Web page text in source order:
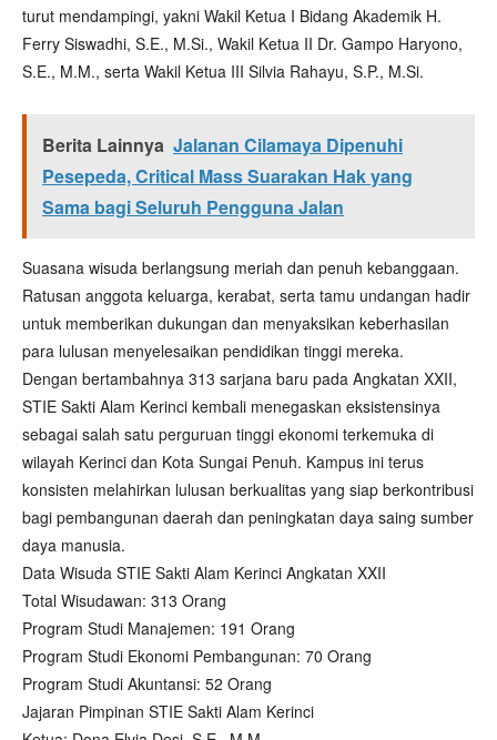
turut mendampingi, yakni Wakil Ketua I Bidang Akademik H.
Ferry Siswadhi, S.E., M.Si., Wakil Ketua II Dr. Gampo Haryono,
S.E., M.M., serta Wakil Ketua III Silvia Rahayu, S.P., M.Si.
Berita Lainnya Jalanan Cilamaya Dipenuhi
Pesepeda, Critical Mass Suarakan Hak yang
Sama bagi Seluruh Pengguna Jalan
Suasana wisuda berlangsung meriah dan penuh kebanggaan.
Ratusan anggota keluarga, kerabat, serta tamu undangan hadir
untuk memberikan dukungan dan menyaksikan keberhasilan
para lulusan menyelesaikan pendidikan tinggi mereka.
Dengan bertambahnya 313 sarjana baru pada Angkatan XXII,
STIE Sakti Alam Kerinci kembali menegaskan eksistensinya
sebagai salah satu perguruan tinggi ekonomi terkemuka di
wilayah Kerinci dan Kota Sungai Penuh. Kampus ini terus
konsisten melahirkan lulusan berkualitas yang siap berkontribusi
bagi pembangunan daerah dan peningkatan daya saing sumber
daya manusia.
Data Wisuda STIE Sakti Alam Kerinci Angkatan XXII
Total Wisudawan: 313 Orang
Program Studi Manajemen: 191 Orang
Program Studi Ekonomi Pembangunan: 70 Orang
Program Studi Akuntansi: 52 Orang
Jajaran Pimpinan STIE Sakti Alam Kerinci